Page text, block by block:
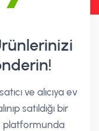
ve alıcıya ev
satıldığı bir
platformunda